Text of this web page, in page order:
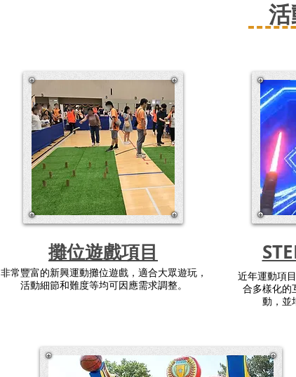
攤位遊戲項目
非常豐富的新興運動攤位遊戲，適合大眾遊玩，
活動細節和難度等均可因應需求調整。
近年運動項
合多樣化的
動，並